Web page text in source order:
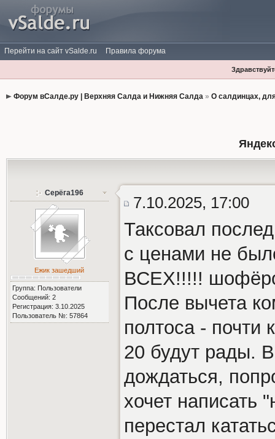
Перейти на сайт vSalde.ru Правила форума
Форум вСалде.ру | Верхняя Салда и Нижняя Салда» О салдинцах,
Серёга196
Ежик зашедший
Группа: Пользователи
Сообщений: 2
Регистрация: 3.10.2025
Пользователь №: 57864
7.10.2025, 17:00
Таксовал
с ценами не
ВСЕХ!!!!!
После вычета
полтоса - почти
20 будут рады.
дождаться,
хочет написать
перестал